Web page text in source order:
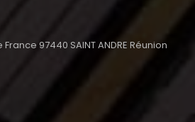
97440 SAINT ANDRE Réunion